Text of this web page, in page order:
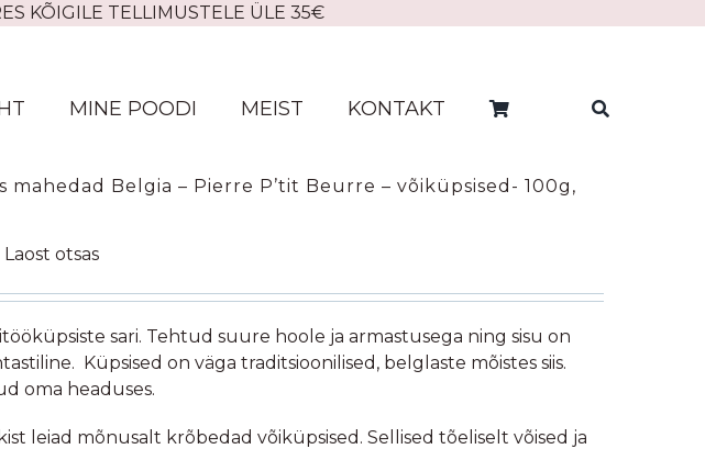
KÕIGILE TELLIMUSTELE ÜLE 35€
MINE POODI MEIST KONTAKT
mahedad Belgia – Pierre P’tit Beurre – võiküpsised- 100g,
Laost otsas
sari. Tehtud suure hoole ja armastusega ning sisu on
Küpsised on väga traditsioonilised, belglaste mõistes siis.
oma headuses.
leiad mõnusalt krõbedad võiküpsised. Sellised tõeliselt võised ja